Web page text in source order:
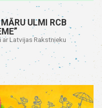
ULMI RCB
Latvijas Rakstnieku